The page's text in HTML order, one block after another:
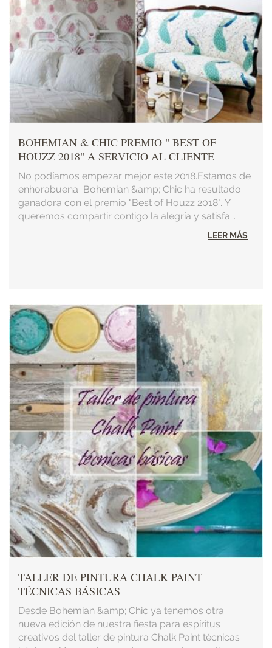
BOHEMIAN & CHIC PREMIO " BEST OF
HOUZZ 2018" A SERVICIO AL CLIENTE
No podíamos empezar mejor este 2018.Estamos de
enhorabuena Bohemian &amp; Chic ha resultado
ganadora con el premio "Best of Houzz 2018". Y
queremos compartir contigo la alegría y satisfa...
LEER MÁS
TALLER DE PINTURA CHALK PAINT
TÉCNICAS BÁSICAS
Desde Bohemian &amp; Chic ya tenemos otra
nueva edición de nuestra fiesta para espíritus
creativos del taller de pintura Chalk Paint técnicas